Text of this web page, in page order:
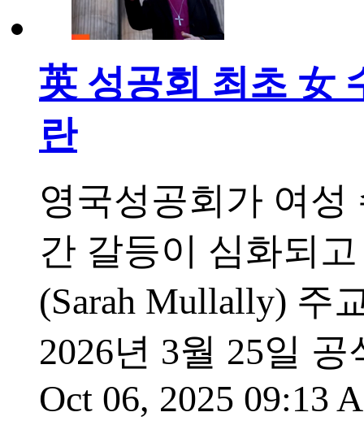
英 성공회 최초 女
란
영국성공회가 여
간 갈등이 심화되
(Sarah Mullally) 주
2026년 3월 25일
Oct 06, 2025 09:13